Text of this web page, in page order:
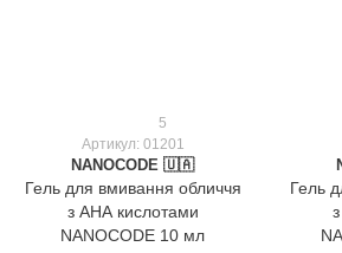
5
Артикул: 01201
NANOCODE 🇺🇦
Гель для вмивання обличчя
з АНА кислотами
NANOCODE 10 мл
Гель